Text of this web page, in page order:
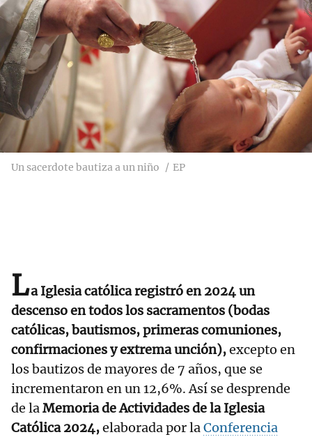
Un sacerdote bautiza a un niño EP
La Iglesia católica registró en 2024 un
descenso en todos los sacramentos (bodas
católicas, bautismos, primeras comuniones,
confirmaciones y extrema unción),excepto en
los bautizos de mayores de 7 años, que se
incrementaron en un 12,6%. Así se desprende
de laMemoria de Actividades de la Iglesia
Católica 2024,elaborada por laConferencia